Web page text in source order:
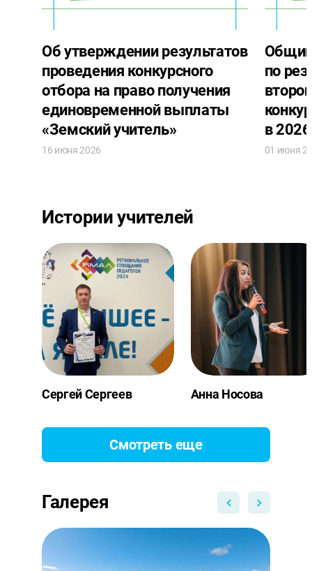
Об утверждении результатов
проведения конкурсного
отбора на право получения
единовременной выплаты
«Земский учитель»
16 июня 2026
Общий
по
в
01 июня
Истории учителей
Сергей Сергеев Анна Носова
Смотреть еще
Галерея